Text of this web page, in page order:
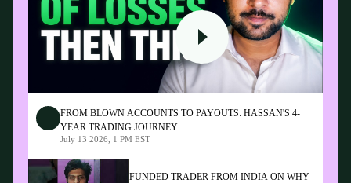
FROM BLOWN ACCOUNTS TO PAYOUTS: HASSAN'S 4-
YEAR TRADING JOURNEY
July 13 2026, 1 PM EST
FUNDED TRADER FROM INDIA ON WHY